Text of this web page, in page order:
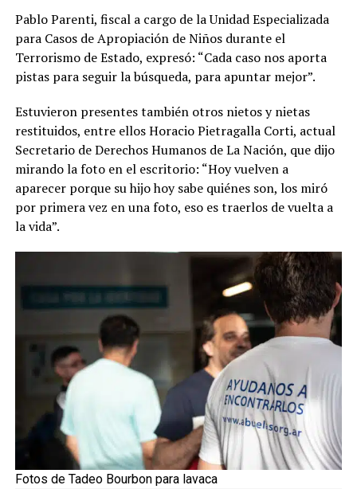
Pablo Parenti, fiscal a cargo de la Unidad Especializada
para Casos de Apropiación de Niños durante el
Terrorismo de Estado, expresó: “Cada caso nos aporta
pistas para seguir la búsqueda, para apuntar mejor”.
Estuvieron presentes también otros nietos y nietas
restituidos, entre ellos Horacio Pietragalla Corti, actual
Secretario de Derechos Humanos de La Nación, que dijo
mirando la foto en el escritorio: “Hoy vuelven a
aparecer porque su hijo hoy sabe quiénes son, los miró
por primera vez en una foto, eso es traerlos de vuelta a
la vida”.
Fotos de Tadeo Bourbon para lavaca